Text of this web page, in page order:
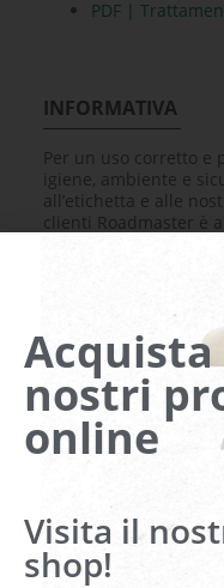
PDF |
INFORMATIVA
Per un uso corretto e
igiene, ambiente e
all’etichetta e alle
clienti Roadmaster è
Visualizzazione del
Acquista
nostri
online
Visita il
shop!